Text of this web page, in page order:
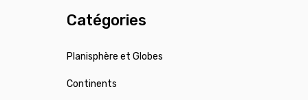
Catégories
Planisphère et Globes
Continents